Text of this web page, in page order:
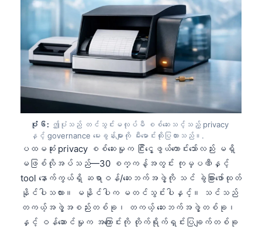
ပုံ ၆: ဤပုံသည် တင်သွင်းမလုပ်မီ စစ်ဆေးသင့်သည့် privacy
နှင့် governance မေးခွန်းများကို မီးမောင်းထိုးပြထားသည်။.
ပထမဆုံး privacy စစ်ဆေးမှုက ငြီးငွေ့ဖွယ်ကောင်းသော်လည်း မရှိ
မဖြစ်လိုအပ်သည်—30 စက္ကန့်အတွင်း ကုမ္ပဏီနှင့်
tool နောက်ကွယ်ရှိ ဆရာဝန်/ဆေးဘက်အဖွဲ့ကို သင် ခွဲခြားဖော်ထုတ်
နိုင်ပါသလား။ မနိုင်ပါက မတင်သွင်းပါနှင့်။ သင်သည်
တကယ့်အဖွဲ့အစည်းတစ်ခု၊ တကယ့် ဆေးဘက်အဖွဲ့တစ်ခု၊
နှင့် ဝန်ဆောင်မှုက အကြောင်းကို တိုက်ရိုက်ရှင်းပြချက်တစ်ခု
简体中文
فارسی
Български
Dansk
Nederlands
हिन्दी
Bahasa Indonesia
Íslenska
Српски језик
Svenska
Bosanski